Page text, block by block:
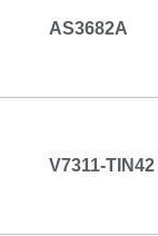
AS3682A
V7311-TIN42